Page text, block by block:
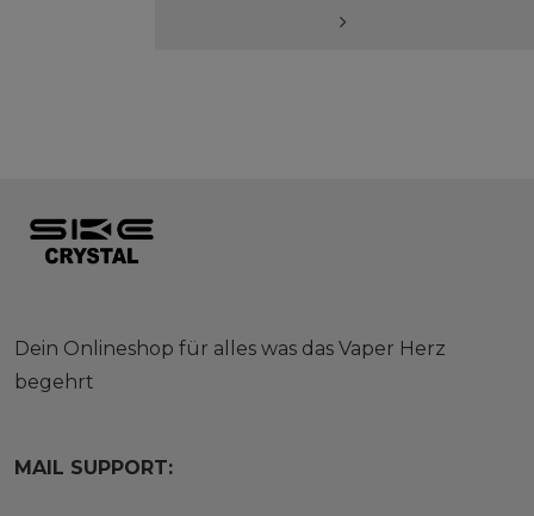
Dein Onlineshop für alles was das Vaper Herz
begehrt
MAIL SUPPORT: